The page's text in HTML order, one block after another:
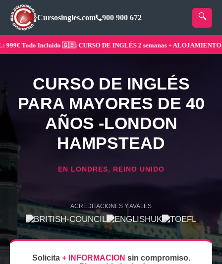
Cursosingles.com 900 900 672
Todo Incluido 🇬🇧: CURSO DE INGLÉS 2 semanas + ALOJAMIENTO
CURSO DE INGLÉS
PARA MAYORES DE 40
AÑOS -LONDON
HAMPSTEAD
EN LONDRES, REINO UNIDO
ACREDITACIONES Y AVALES
Solicita + INFORMACION sin compromiso.